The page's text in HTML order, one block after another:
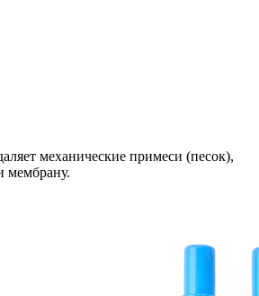
механические примеси (песок),
мембрану.